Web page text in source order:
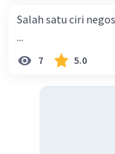
ke dalam umat-Nya
Hadirin sekalian
sekali jiwa sosial
Salah satu ciri
...
7 5.0